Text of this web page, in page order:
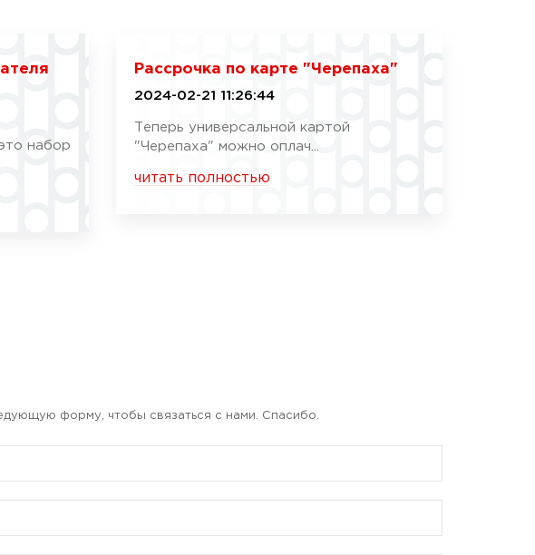
набор
Рассрочка по карте "Черепаха"
2024-02-21 11:26:44
Теперь универсальной картой
"Черепаха" можно оплач...
читать полностью
форму, чтобы связаться с нами. Спасибо.